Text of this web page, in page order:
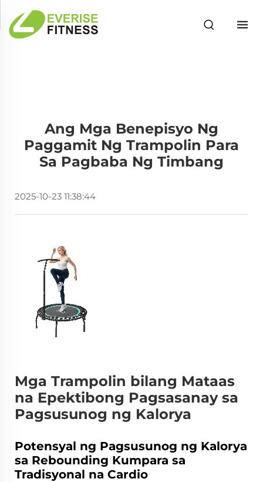
Ang Mga Benepisyo Ng
Paggamit Ng Trampolin Para
Sa Pagbaba Ng Timbang
2025-10-23 11:38:44
Mga Trampolin bilang Mataas
na Epektibong Pagsasanay sa
Pagsusunog ng Kalorya
Potensyal ng Pagsusunog ng Kalorya
sa Rebounding Kumpara sa
Tradisyonal na Cardio